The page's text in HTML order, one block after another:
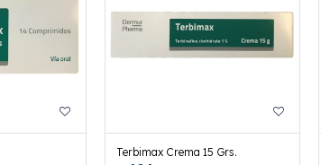
Terbimax Crema 15 Grs.